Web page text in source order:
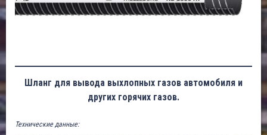
Шланг для вывода выхлопных газов автомобиля и
других горячих газов.
Технические данные: